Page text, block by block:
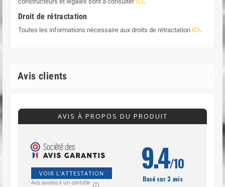
Droit de rétractation
Toutes les informations nécessaire aux droits de rétractation ICI.
Avis clients
AVIS À PROPOS DU PRODUIT
VOIR L'ATTESTATION
Avis soumis à un contrôle
9.4/10
Basé sur 3 avis